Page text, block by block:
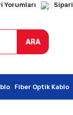
Yorumları
ARA
Fiber Optik Kablo